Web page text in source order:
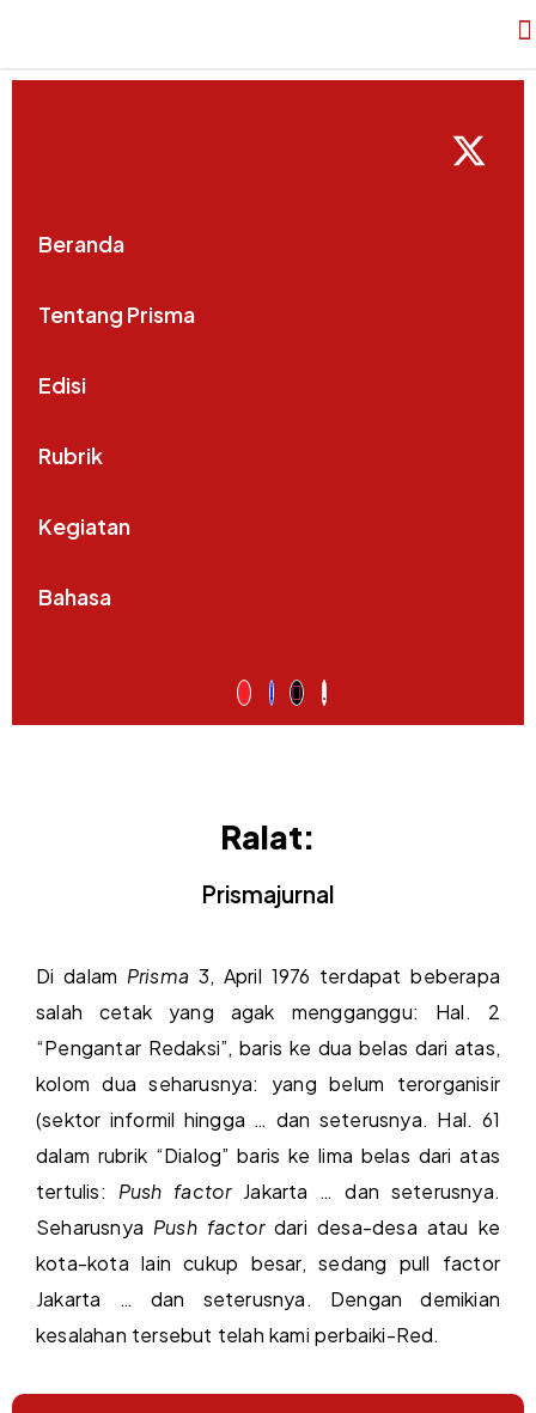
Beranda
Tentang Prisma
Edisi
Rubrik
Kegiatan
Bahasa
Ralat:
Prismajurnal
Di dalam Prisma 3, April 1976 terdapat beberapa
salah cetak yang agak mengganggu: Hal. 2
“Pengantar Redaksi”, baris ke dua belas dari atas,
kolom dua seharusnya: yang belum terorganisir
(sektor informil hingga … dan seterusnya. Hal. 61
dalam rubrik “Dialog” baris ke lima belas dari atas
tertulis: Push factorJakarta … dan seterusnya.
Seharusnya Push factordari desa-desa atau ke
kota-kota lain cukup besar, sedang pull factor
Jakarta … dan seterusnya. Dengan demikian
kesalahan tersebut telah kami perbaiki-Red.